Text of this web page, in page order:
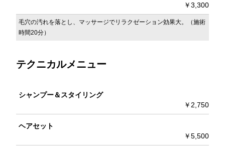
￥3,300
毛穴の汚れを落とし、マッサージでリラクゼーション効果大。（施術
時間20分）
テクニカルメニュー
シャンプー＆スタイリング
￥2,750
ヘアセット
￥5,500